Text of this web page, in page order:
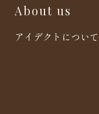
About us
アイデクトについて